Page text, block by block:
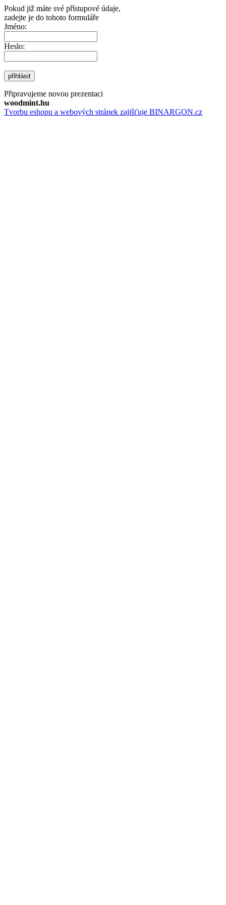
Pokud již máte své přístupové údaje,
zadejte je do tohoto formuláře
Jméno:
Heslo:
přihlásit
Připravujeme novou prezentaci
woodmint.hu
Tvorbu eshopu a webových stránek zajišťuje BINARGON.cz